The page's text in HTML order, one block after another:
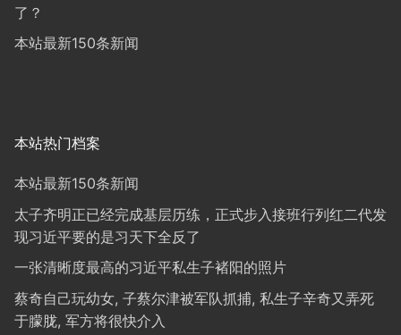
了？
本站最新150条新闻
本站热门档案
本站最新150条新闻
太子齐明正已经完成基层历练，正式步入接班行列红二代发
现习近平要的是习天下全反了
一张清晰度最高的习近平私生子褚阳的照片
蔡奇自己玩幼女, 子蔡尔津被军队抓捕, 私生子辛奇又弄死
于朦胧, 军方将很快介入